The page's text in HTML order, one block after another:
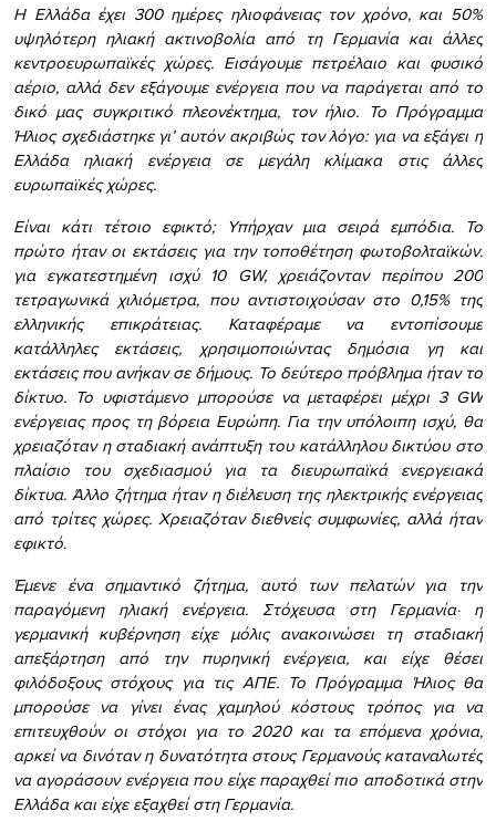
Η Ελλάδα έχει 300 ημέρες ηλιοφάνειας τον χρόνο, και 50%
υψηλότερη ηλιακή ακτινοβολία από τη Γερμανία και άλλες
κεντροευρωπαϊκές χώρες. Εισάγουμε πετρέλαιο και φυσικό
αέριο, αλλά δεν εξάγουμε ενέργεια που να παράγεται από το
δικό μας συγκριτικό πλεονέκτημα, τον ήλιο. Το Πρόγραμμα
Ήλιος σχεδιάστηκε γι’ αυτόν ακριβώς τον λόγο: για να εξάγει η
Ελλάδα ηλιακή ενέργεια σε μεγάλη κλίμακα στις άλλες
ευρωπαϊκές χώρες.
Είναι κάτι τέτοιο εφικτό; Υπήρχαν μια σειρά εμπόδια. Το
πρώτο ήταν οι εκτάσεις για την τοποθέτηση φωτοβολταϊκών:
για εγκατεστημένη ισχύ 10 GW, χρειάζονταν περίπου 200
τετραγωνικά χιλιόμετρα, που αντιστοιχούσαν στο 0,15% της
ελληνικής επικράτειας. Καταφέραμε να εντοπίσουμε
κατάλληλες εκτάσεις, χρησιμοποιώντας δημόσια γη και
εκτάσεις που ανήκαν σε δήμους. Το δεύτερο πρόβλημα ήταν το
δίκτυο. Το υφιστάμενο μπορούσε να μεταφέρει μέχρι 3 GW
ενέργειας προς τη βόρεια Ευρώπη. Για την υπόλοιπη ισχύ, θα
χρειαζόταν η σταδιακή ανάπτυξη του κατάλληλου δικτύου στο
πλαίσιο του σχεδιασμού για τα διευρωπαϊκά ενεργειακά
δίκτυα. Άλλο ζήτημα ήταν η διέλευση της ηλεκτρικής ενέργειας
από τρίτες χώρες. Χρειαζόταν διεθνείς συμφωνίες, αλλά ήταν
εφικτό.
Έμενε ένα σημαντικό ζήτημα, αυτό των πελατών για την
παραγόμενη ηλιακή ενέργεια. Στόχευσα στη Γερμανία· η
γερμανική κυβέρνηση είχε μόλις ανακοινώσει τη σταδιακή
απεξάρτηση από την πυρηνική ενέργεια, και είχε θέσει
φιλόδοξους στόχους για τις ΑΠΕ. Το Πρόγραμμα Ήλιος θα
μπορούσε να γίνει ένας χαμηλού κόστους τρόπος για να
επιτευχθούν οι στόχοι για το 2020 και τα επόμενα χρόνια,
αρκεί να δινόταν η δυνατότητα στους Γερμανούς καταναλωτές
να αγοράσουν ενέργεια που είχε παραχθεί πιο αποδοτικά στην
Ελλάδα και είχε εξαχθεί στη Γερμανία.